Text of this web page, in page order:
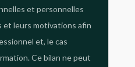
et personnelles
et leurs motivations afin
et, le cas
Ce bilan ne peut